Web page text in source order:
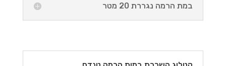
במת הרמה נגררת 20 מטר